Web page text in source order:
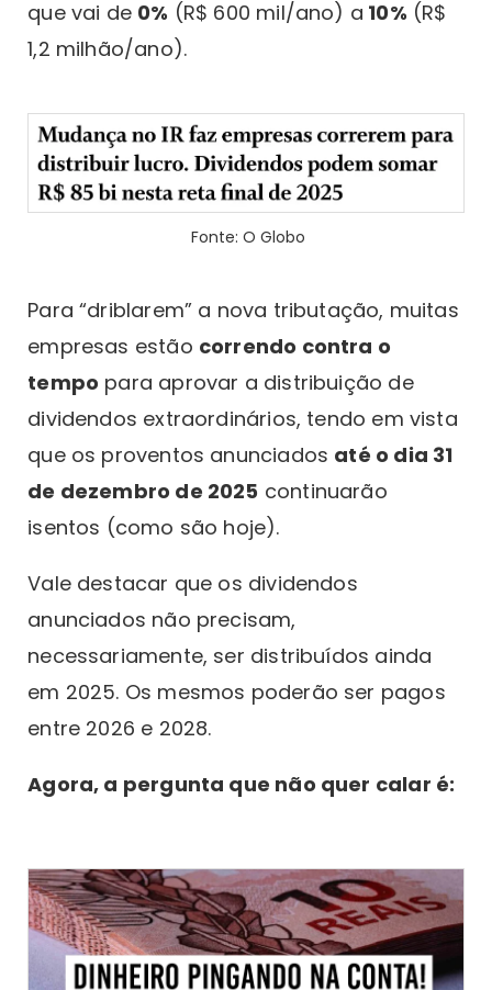
que vai de 0% (R$ 600 mil/ano) a 10% (R$
1,2 milhão/ano).
Fonte: O Globo
Para “driblarem” a nova tributação, muitas
empresas estão correndo contra o
tempo para aprovar a distribuição de
dividendos extraordinários, tendo em vista
que os proventos anunciados até o dia 31
de dezembro de 2025 continuarão
isentos (como são hoje).
Vale destacar que os dividendos
anunciados não precisam,
necessariamente, ser distribuídos ainda
em 2025. Os mesmos poderão ser pagos
entre 2026 e 2028.
Agora, a pergunta que não quer calar é: